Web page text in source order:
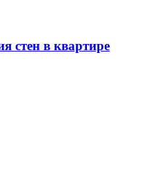
стен в квартире